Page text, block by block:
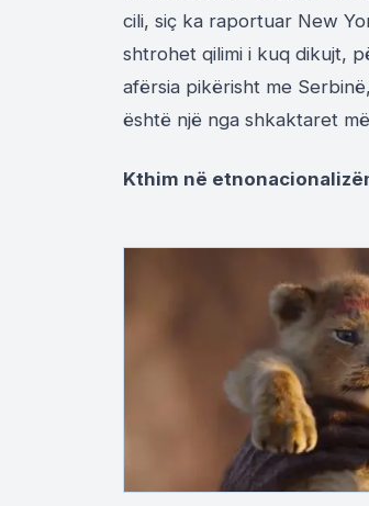
cili, siç ka raportuar New
shtrohet qilimi i kuq dikujt,
afërsia pikërisht me
është një nga shkaktaret
Kthim në